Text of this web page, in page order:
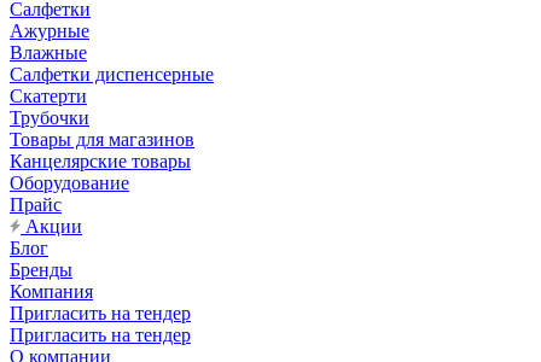
Салфетки
Ажурные
Влажные
Салфетки диспенсерные
Скатерти
Трубочки
Товары для магазинов
Канцелярские товары
Оборудование
Прайс
Акции
Блог
Бренды
Компания
Пригласить на тендер
Пригласить на тендер
О компании